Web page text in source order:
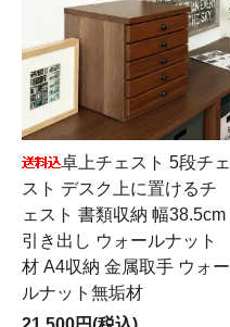
卓上チェスト 5段チェ
スト デスク上に置けるチ
ェスト 書類収納 幅38.5cm
引き出し ウォールナット
材 A4収納 金属取手 ウォー
ルナット無垢材